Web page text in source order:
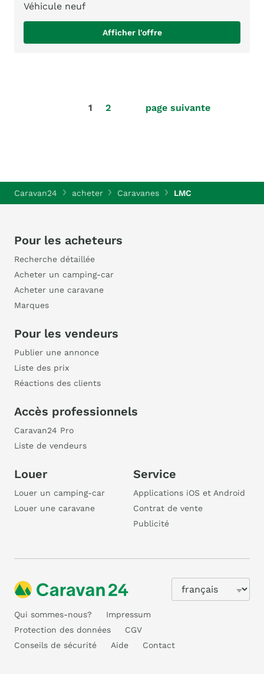
Véhicule neuf
Afficher l'offre
1 2 page suivante
Caravan24 acheter Caravanes LMC
Pour les acheteurs
Recherche détaillée
Acheter un camping-car
Acheter une caravane
Marques
Pour les vendeurs
Publier une annonce
Liste des prix
Réactions des clients
Accès professionnels
Caravan24 Pro
Liste de vendeurs
Louer
Louer un camping-car
Louer une caravane
Service
Applications iOS et Android
Contrat de vente
Publicité
Qui sommes-nous?
Impressum
Protection des données
CGV
Conseils de sécurité
Aide Contact